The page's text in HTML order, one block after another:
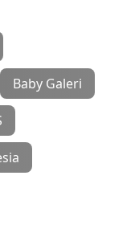
Baby Galeri